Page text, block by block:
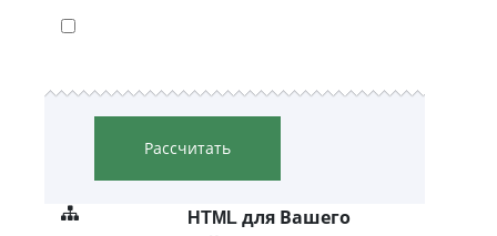
Рассчитать
HTML для Вашего